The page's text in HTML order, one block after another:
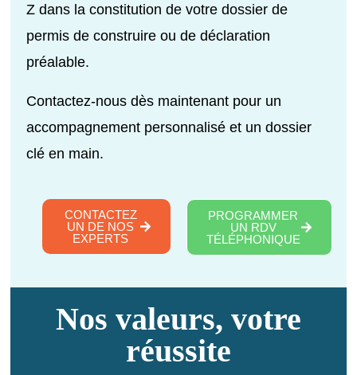
Z dans la constitution de votre dossier de
permis de construire ou de déclaration
préalable.
Contactez-nous dès maintenant pour un
accompagnement personnalisé et un dossier
clé en main.
CONTACTEZ
UN DE NOS
EXPERTS
PROGRAMMER
UN RDV
TÉLÉPHONIQUE
Nos valeurs, votre
réussite